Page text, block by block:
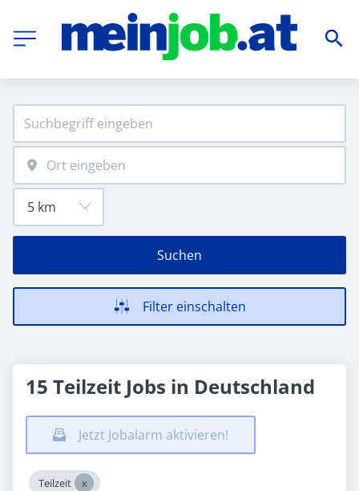
Suchen
Filter einschalten
15 Teilzeit Jobs in Deutschland
Jetzt Jobalarm aktivieren!
Teilzeit